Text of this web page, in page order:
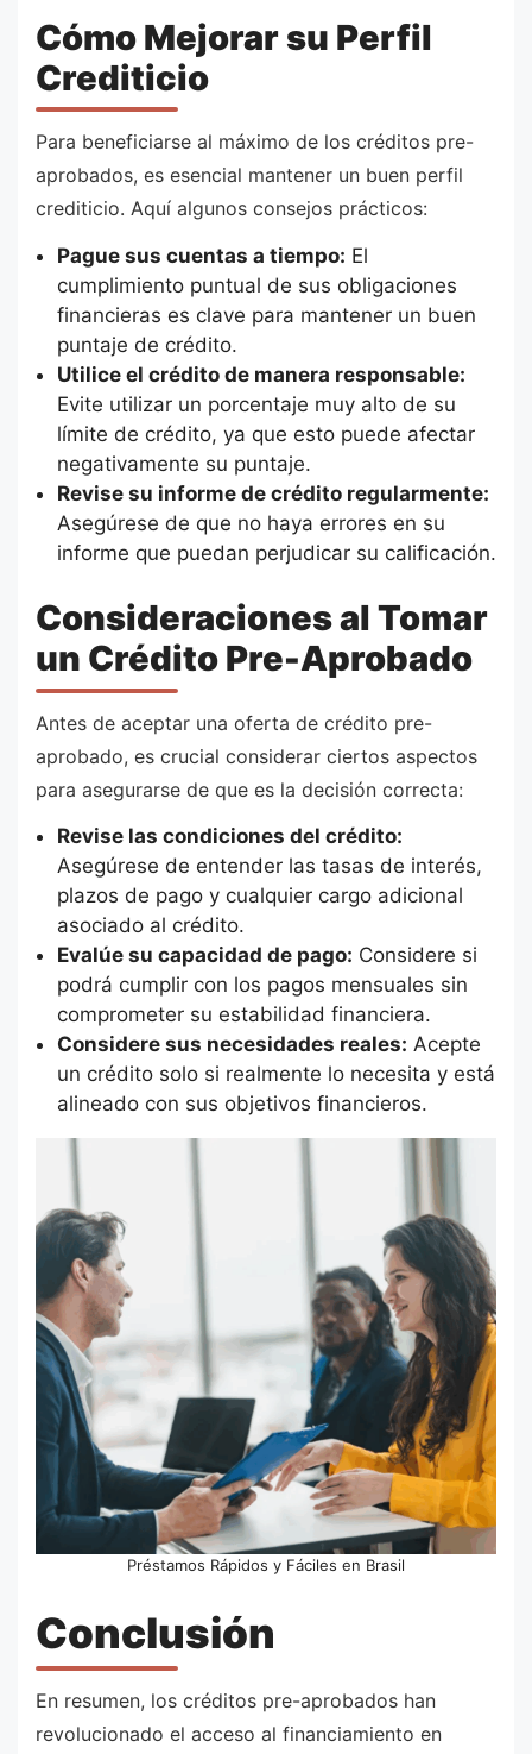
Cómo Mejorar su Perfil
Crediticio
Para beneficiarse al máximo de los créditos pre-
aprobados, es esencial mantener un buen perfil
crediticio. Aquí algunos consejos prácticos:
Pague sus cuentas a tiempo: El
cumplimiento puntual de sus obligaciones
financieras es clave para mantener un buen
puntaje de crédito.
Utilice el crédito de manera responsable:
Evite utilizar un porcentaje muy alto de su
límite de crédito, ya que esto puede afectar
negativamente su puntaje.
Revise su informe de crédito regularmente:
Asegúrese de que no haya errores en su
informe que puedan perjudicar su calificación.
Consideraciones al Tomar
un Crédito Pre-Aprobado
Antes de aceptar una oferta de crédito pre-
aprobado, es crucial considerar ciertos aspectos
para asegurarse de que es la decisión correcta:
Revise las condiciones del crédito:
Asegúrese de entender las tasas de interés,
plazos de pago y cualquier cargo adicional
asociado al crédito.
Evalúe su capacidad de pago: Considere si
podrá cumplir con los pagos mensuales sin
comprometer su estabilidad financiera.
Considere sus necesidades reales: Acepte
un crédito solo si realmente lo necesita y está
alineado con sus objetivos financieros.
Préstamos Rápidos y Fáciles en Brasil
Conclusión
En resumen, los créditos pre-aprobados han
revolucionado el acceso al financiamiento en